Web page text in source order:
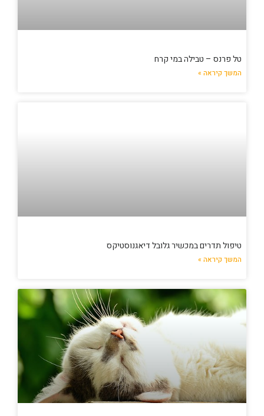
טל פרנס – טבילה במי קרח
המשך קיראה »
טיפול תדרים במכשיר גלובל דיאגנוסטיקס
המשך קיראה »